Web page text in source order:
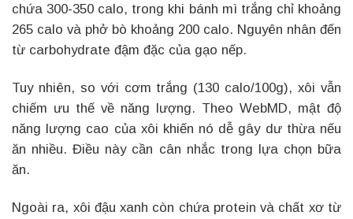
chứa 300-350 calo, trong khi bánh mì trắng chỉ khoảng
265 calo và phở bò khoảng 200 calo. Nguyên nhân đến
từ carbohydrate đậm đặc của gạo nếp.
Tuy nhiên, so với cơm trắng (130 calo/100g), xôi vẫn
chiếm ưu thế về năng lượng. Theo WebMD, mật độ
năng lượng cao của xôi khiến nó dễ gây dư thừa nếu
ăn nhiều. Điều này cần cân nhắc trong lựa chọn bữa
ăn.
Ngoài ra, xôi đậu xanh còn chứa protein và chất xơ từ